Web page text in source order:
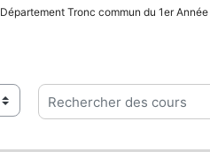
Département Tronc commun du 1er
Rechercher des cours